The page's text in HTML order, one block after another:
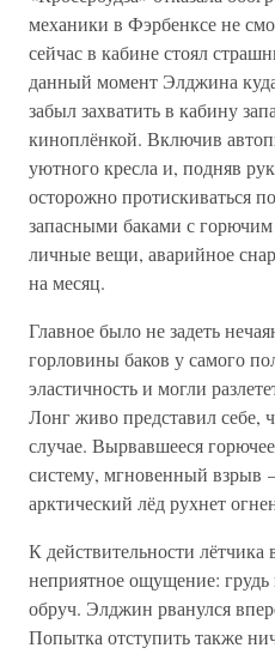
механики в Фэрбенксе не
сейчас в кабине стоял
данный момент Элджина
забыл захватить в кабину
киноплёнкой. Включив
уютного кресла и, подняв
осторожно протискиваться
запасными баками с горючим
личные вещи, аварийное
на месяц.
Главное было не задеть
горловины баков у самого
эластичность и могли
Лонг живо представил себе,
случае. Вырвавшееся
систему, мгновенный взрыв
арктический лёд рухнет
К действительности лётчика
неприятное ощущение:
обруч. Элджин рванулся
Попытка отступить также